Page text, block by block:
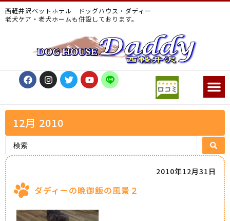
西軽井沢ペットホテル ドッグハウス・ダディー
老犬ケア・老犬ホームも併設しております。
12月 2010
ダディーの晩御飯の風景２
2010年12月31日